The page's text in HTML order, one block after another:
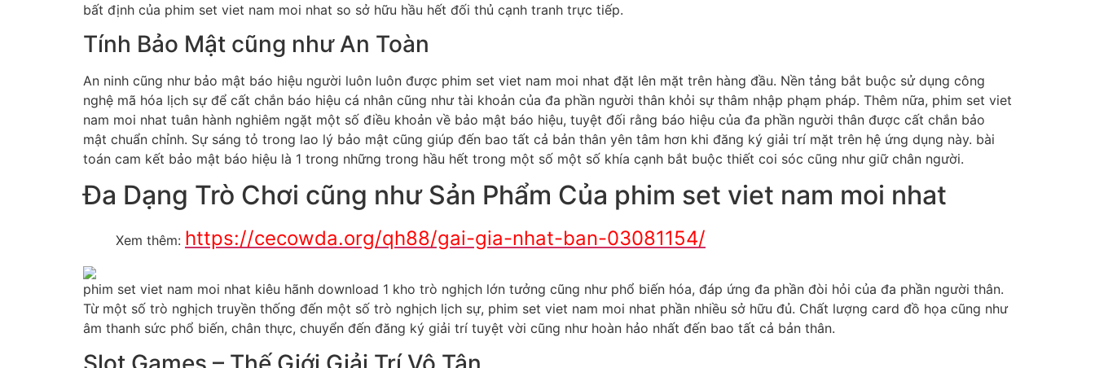
bất định của phim set viet nam moi nhat so sở hữu hầu hết đối thủ cạnh tranh trực tiếp.
Tính Bảo Mật cũng như An Toàn
An ninh cũng như bảo mật báo hiệu người luôn luôn được phim set viet nam moi nhat đặt lên mặt trên hàng đầu. Nền tảng bắt buộc sử dụng công
nghệ mã hóa lịch sự để cất chắn báo hiệu cá nhân cũng như tài khoản của đa phần người thân khỏi sự thâm nhập phạm pháp. Thêm nữa, phim set viet
nam moi nhat tuân hành nghiêm ngặt một số điều khoản về bảo mật báo hiệu, tuyệt đối rằng báo hiệu của đa phần người thân được cất chắn bảo
mật chuẩn chỉnh. Sự sáng tỏ trong lao lý bảo mật cũng giúp đến bao tất cả bản thân yên tâm hơn khi đăng ký giải trí mặt trên hệ ứng dụng này. bài
toán cam kết bảo mật báo hiệu là 1 trong những trong hầu hết trong một số một số khía cạnh bắt buộc thiết coi sóc cũng như giữ chân người.
Đa Dạng Trò Chơi cũng như Sản Phẩm Của phim set viet nam moi nhat
Xem thêm: https://cecowda.org/qh88/gai-gia-nhat-ban-03081154/
phim set viet nam moi nhat kiêu hãnh download 1 kho trò nghịch lớn tưởng cũng như phổ biến hóa, đáp ứng đa phần đòi hỏi của đa phần người thân.
Từ một số trò nghịch truyền thống đến một số trò nghịch lịch sự, phim set viet nam moi nhat phần nhiều sở hữu đủ. Chất lượng card đồ họa cũng như
âm thanh sức phổ biến, chân thực, chuyển đến đăng ký giải trí tuyệt vời cũng như hoàn hảo nhất đến bao tất cả bản thân.